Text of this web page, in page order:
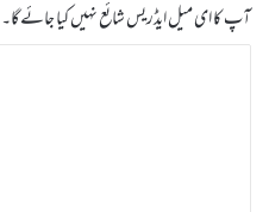
آپ کا ای میل ایڈریس شائع نہیں کیا جائے گا۔